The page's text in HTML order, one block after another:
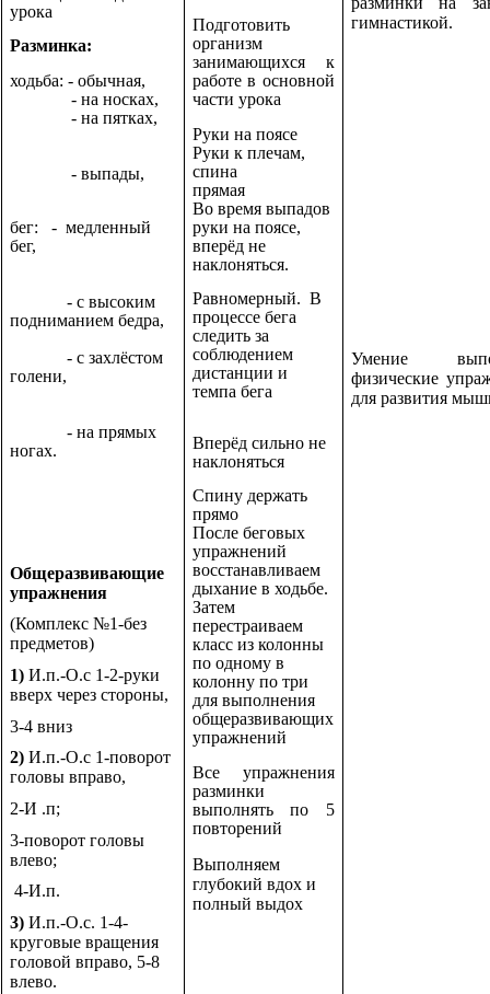
урока
Разминка:
ходьба: - обычная,
- на носках,
- на пятках,
- выпады,
бег: - медленный
бег,
- с высоким
подниманием бедра,
- с захлёстом
голени,
- на прямых
ногах.
Общеразвивающие
упражнения
(Комплекс №1-без
предметов)
1) И.п.-О.с 1-2-руки
вверх через стороны,
3-4 вниз
2) И.п.-О.с 1-поворот
головы вправо,
2-И .п;
3-поворот головы
влево;
4-И.п.
3) И.п.-О.с. 1-4-
круговые вращения
головой вправо, 5-8
влево.
Подготовить
организм
занимающихся к
работе в основной
части урока
Руки на поясе
Руки к плечам,
спина
прямая
Во время выпадов
руки на поясе,
вперёд не
наклоняться.
Равномерный. В
процессе бега
следить за
соблюдением
дистанции и
темпа бега
Вперёд сильно не
наклоняться
Спину держать
прямо
После беговых
упражнений
восстанавливаем
дыхание в ходьбе.
Затем
перестраиваем
класс из колонны
по одному в
колонну по три
для выполнения
общеразвивающих
упражнений
Все упражнения
разминки
выполнять по 5
повторений
Выполняем
глубокий вдох и
полный выдох
гимнастикой.
Умение
физические
для развития